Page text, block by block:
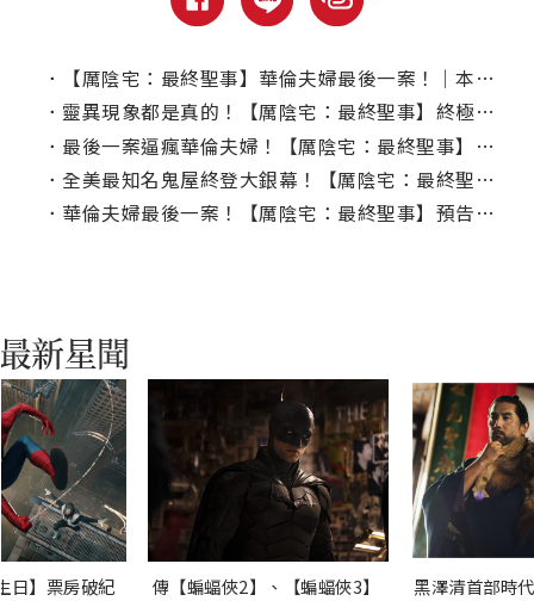
．
【厲陰宅：最終聖事】華倫夫婦最後一案！｜本周上線、電視首播推薦
． 靈異現象都是真的！【厲陰宅：最終聖事】終極預告曝真實案件影片
． 最後一案逼瘋華倫夫婦！【厲陰宅：最終聖事】薇拉法蜜嘉腿軟喊「演到身心俱疲」
． 全美最知名鬼屋終登大銀幕！【厲陰宅：最終聖事】華倫夫婦死鬥最狠惡鬼
． 華倫夫婦最後一案！【厲陰宅：最終聖事】預告驚見恐怖鬼娃
日】票房破紀
傳【蝙蝠俠2】、【蝙蝠俠3】
黑澤清首部時